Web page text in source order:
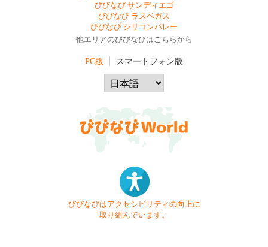
びびなび サンディエゴ
びびなび ラスベガス
びびなび シリコンバレー
他エリアのびびなびはこちらから
PC版 スマートフォン版
びびなびはアクセシビリティの向上に
取り組んでいます。